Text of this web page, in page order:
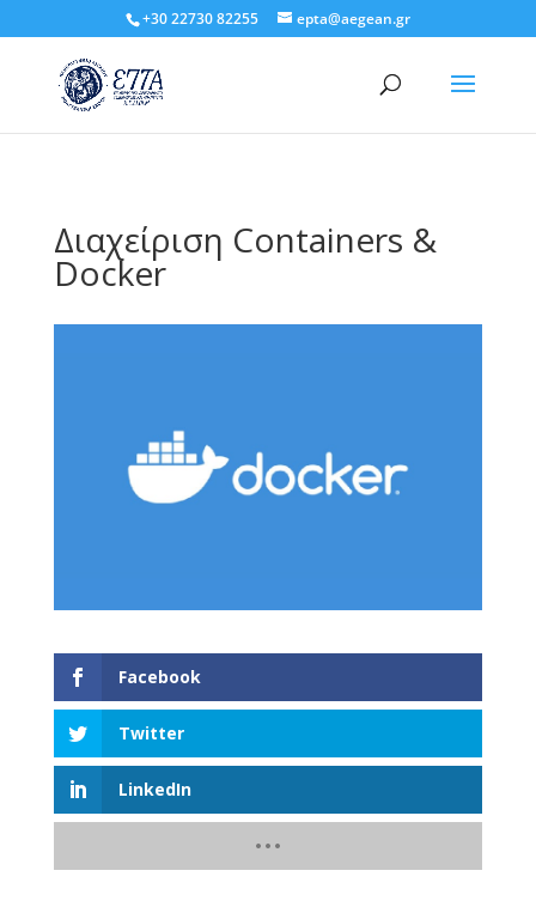
+30 22730 82255 epta@aegean.gr
Διαχείριση Containers &
Docker
Facebook
Twitter
LinkedIn